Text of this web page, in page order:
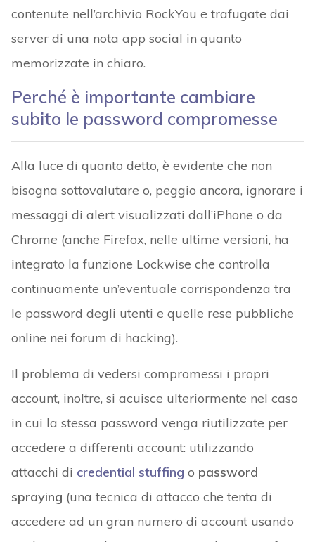
contenute nell’archivio RockYou e trafugate dai
server di una nota app social in quanto
memorizzate in chiaro.
Perché è importante cambiare
subito le password compromesse
Alla luce di quanto detto, è evidente che non
bisogna sottovalutare o, peggio ancora, ignorare i
messaggi di alert visualizzati dall’iPhone o da
Chrome (anche Firefox, nelle ultime versioni, ha
integrato la funzione Lockwise che controlla
continuamente un’eventuale corrispondenza tra
le password degli utenti e quelle rese pubbliche
online nei forum di hacking).
Il problema di vedersi compromessi i propri
account, inoltre, si acuisce ulteriormente nel caso
in cui la stessa password venga riutilizzate per
accedere a differenti account: utilizzando
attacchi di credential stuffing o password
spraying (una tecnica di attacco che tenta di
accedere ad un gran numero di account usando